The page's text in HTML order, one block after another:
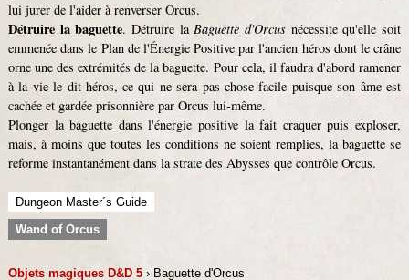
lui jurer de l'aider à renverser Orcus.
Détruire la baguette. Détruire laBaguette d'Orcus nécessite qu'elle soit
emmenée dans le Plan de l'Énergie Positive par l'ancien héros dont le crâne
orne une des extrémités de la baguette. Pour cela, il faudra d'abord ramener
à la vie le dit-héros, ce qui ne sera pas chose facile puisque son âme est
cachée et gardée prisonnière par Orcus lui-même.
Plonger la baguette dans l'énergie positive la fait craquer puis exploser,
mais, à moins que toutes les conditions ne soient remplies, la baguette se
reforme instantanément dans la strate des Abysses que contrôle Orcus.
Dungeon Master´s Guide
Wand of Orcus
Objets magiques D&D 5 › Baguette d'Orcus